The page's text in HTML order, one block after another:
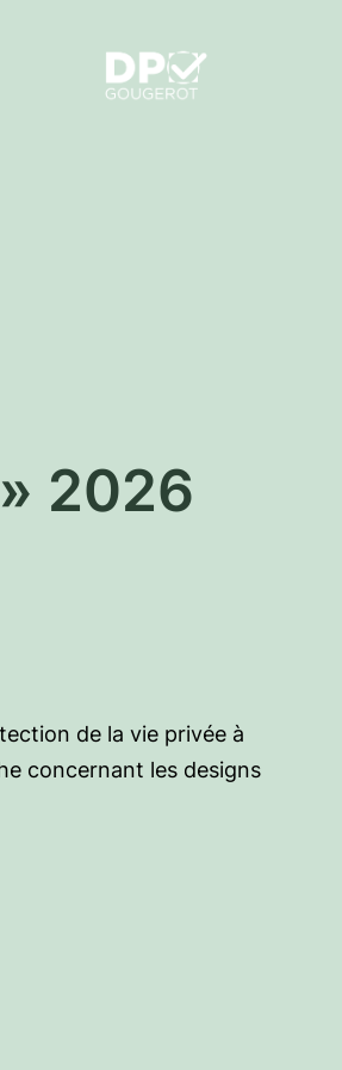
2026
de la vie privée à
concernant les designs